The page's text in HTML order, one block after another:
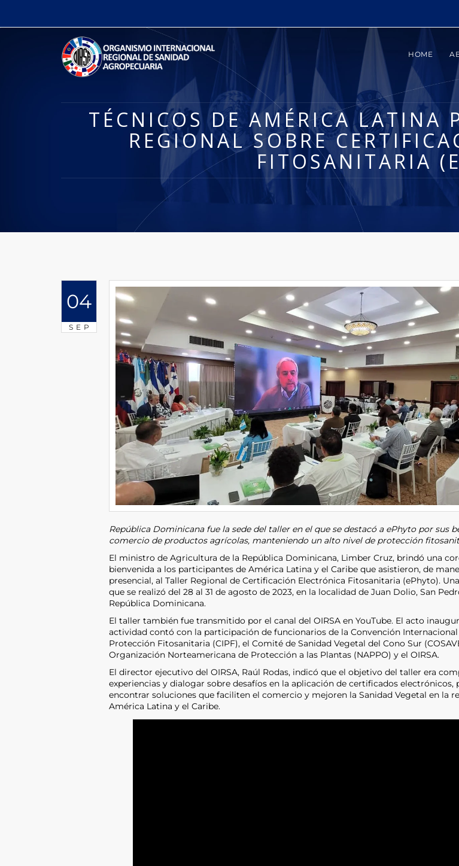
HOME
TÉCNICOS DE AMÉRICA LATINA
REGIONAL SOBRE
FITOSANITARIA
04
SEP
República Dominicana fue la sede del taller en el que se destacó a ePhyto por sus
comercio de productos agrícolas, manteniendo un alto nivel de protección
El ministro de Agricultura de la República Dominicana, Limber Cruz, brindó una
bienvenida a los participantes de América Latina y el Caribe que asistieron, de
presencial, al Taller Regional de Certificación Electrónica Fitosanitaria (ePhyto).
que se realizó del 28 al 31 de agosto de 2023, en la localidad de Juan Dolio, San
República Dominicana.
El taller también fue transmitido por el canal del OIRSA en YouTube. El acto
actividad contó con la participación de funcionarios de la Convención
Protección Fitosanitaria (CIPF), el Comité de Sanidad Vegetal del Cono Sur
Organización Norteamericana de Protección a las Plantas (NAPPO) y el OIRSA.
El director ejecutivo del OIRSA, Raúl Rodas, indicó que el objetivo del taller era
experiencias y dialogar sobre desafíos en la aplicación de certificados electrónicos,
encontrar soluciones que faciliten el comercio y mejoren la Sanidad Vegetal en la
América Latina y el Caribe.